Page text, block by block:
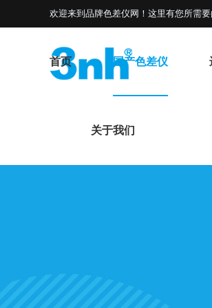
欢迎来到品牌色差仪网！这里有您所需
首页 国产色差仪
关于我们